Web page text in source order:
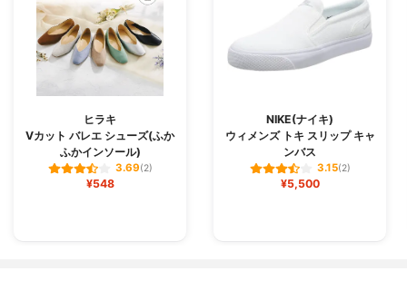
ヒラキ
Vカット バレエ シューズ(ふか
ふかインソール)
3.69(2)
¥548
NIKE(ナイキ)
ウィメンズ トキ スリップ キャ
ンバス
3.15(2)
¥5,500